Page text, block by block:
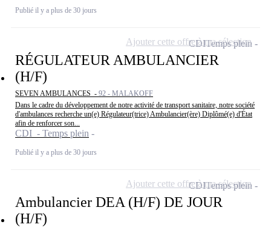
Publié il y a plus de 30 jours
RÉGULATEUR AMBULANCIER
(H/F)
SEVEN AMBULANCES - 92 - MALAKOFF
Dans le cadre du développement de notre activité de transport sanitaire, notre société
d'ambulances recherche un(e) Régulateur(trice) Ambulancier(ère) Diplômé(e) d'État
afin de renforcer son...
CDI - Temps plein
Publié il y a plus de 30 jours
CDITemps plein
Ajouter cette offre à ma sélection
Ambulancier DEA (H/F) DE JOUR
(H/F)
CDITemps plein
Ajouter cette offre à ma sélection